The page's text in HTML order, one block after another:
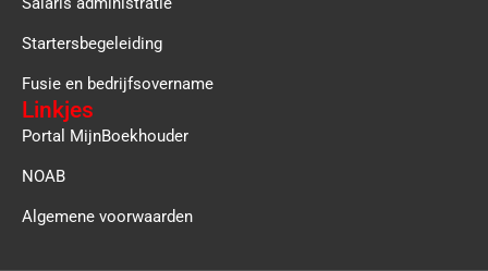
Startersbegeleiding
Fusie en bedrijfsovername
Linkjes
Portal MijnBoekhouder
NOAB
Algemene voorwaarden